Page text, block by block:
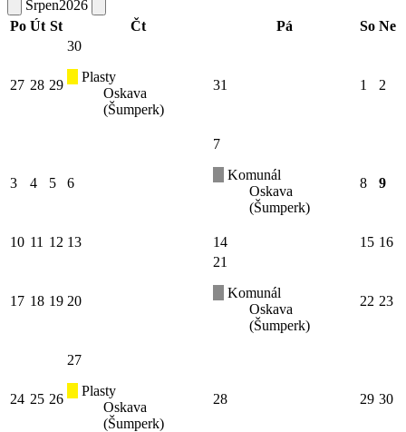
Srpen2026
Po Út St Čt Pá So Ne
27 28 29
30
Plasty
Oskava
(Šumperk)
31 1 2
3 4 5 6
7
Komunál
Oskava
(Šumperk)
8 9
10 11 12 13 14 15 16
17 18 19 20
21
Komunál
Oskava
(Šumperk)
22 23
24 25 26
27
Plasty
Oskava
(Šumperk)
28 29 30